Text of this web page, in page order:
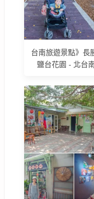
台南旅遊景點》長
鹽台花園 - 北台